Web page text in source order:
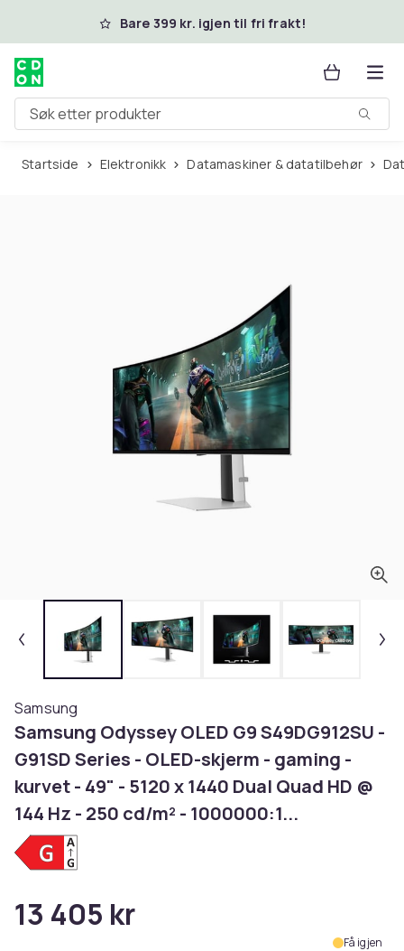
Hopp til hovedinnholdBare 399 kr. igjen til fri frakt!
Søk etter produkter
Startside Elektronikk Datamaskiner & datatilbehør
Samsung
Samsung Odyssey OLED G9 S49DG912SU -
G91SD Series - OLED-skjerm - gaming -
kurvet - 49" - 5120 x 1440 Dual Quad HD @
144 Hz - 250 cd/m² - 1000000:1...
13 405 kr
Få igjen